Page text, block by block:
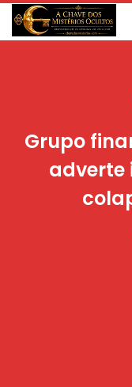
Grupo
adverte